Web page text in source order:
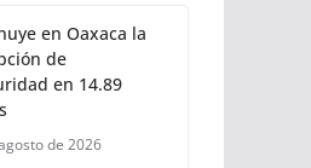
en Oaxaca la
de
en 14.89
de 2026